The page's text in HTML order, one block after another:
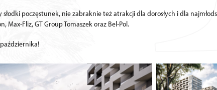
słodki poczęstunek, nie zabraknie też atrakcji dla dorosłych i dla
Max-Fliz, GT Group Tomaszek oraz Bel-Pol.